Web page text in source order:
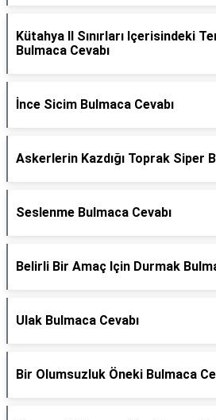
Kütahya Il Sınırları Içerisindeki
Bulmaca Cevabı
İnce Sicim Bulmaca Cevabı
Askerlerin Kazdığı Toprak Siper
Seslenme Bulmaca Cevabı
Belirli Bir Amaç Için Durmak
Ulak Bulmaca Cevabı
Bir Olumsuzluk Öneki Bulmaca